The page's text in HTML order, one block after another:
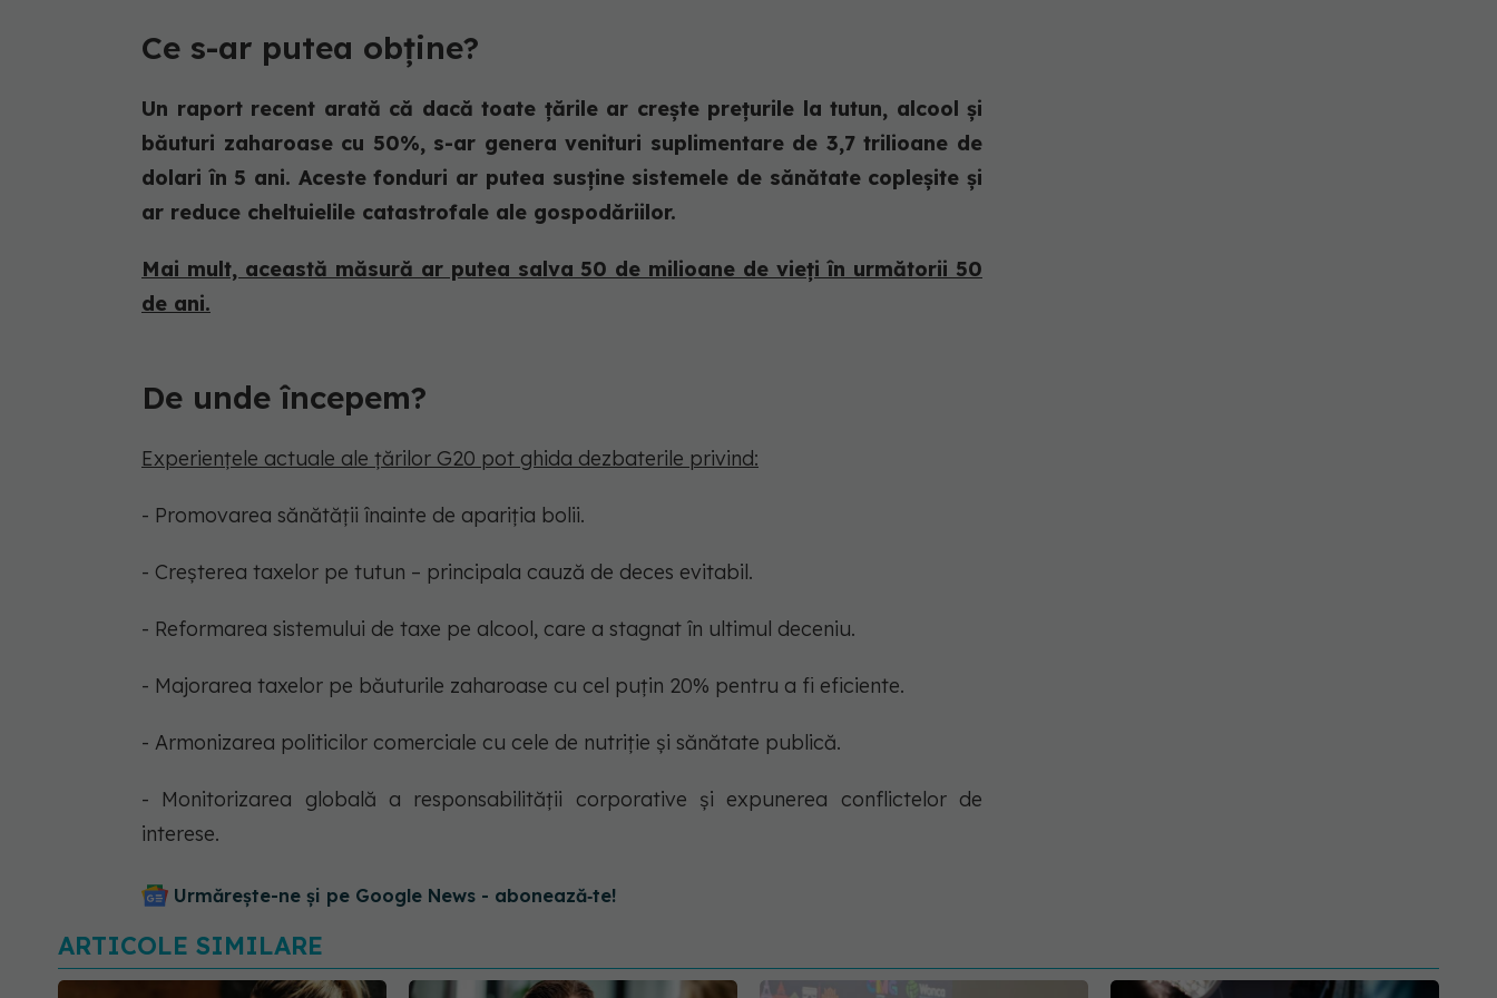
Ce s-ar putea obține?
Un raport recent arată că dacă toate țările ar crește prețurile la tutun, alcool și
băuturi zaharoase cu 50%, s-ar genera venituri suplimentare de 3,7 trilioane de
dolari în 5 ani. Aceste fonduri ar putea susține sistemele de sănătate copleșite și
ar reduce cheltuielile catastrofale ale gospodăriilor.
Mai mult, această măsură ar putea salva 50 de milioane de vieți în următorii 50
de ani.
De unde începem?
Experiențele actuale ale țărilor G20 pot ghida dezbaterile privind:
- Promovarea sănătății înainte de apariția bolii.
- Creșterea taxelor pe tutun – principala cauză de deces evitabil.
- Reformarea sistemului de taxe pe alcool, care a stagnat în ultimul deceniu.
- Majorarea taxelor pe băuturile zaharoase cu cel puțin 20% pentru a fi eficiente.
- Armonizarea politicilor comerciale cu cele de nutriție și sănătate publică.
- Monitorizarea globală a responsabilității corporative și expunerea conflictelor de
interese.
Urmărește-ne și pe Google News - abonează‑te!
ARTICOLE SIMILARE